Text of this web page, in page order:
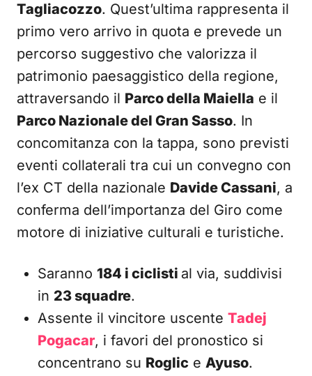
Tagliacozzo. Quest’ultima rappresenta il
primo vero arrivo in quota e prevede un
percorso suggestivo che valorizza il
patrimonio paesaggistico della regione,
attraversando il Parco della Maiella e il
Parco Nazionale del Gran Sasso. In
concomitanza con la tappa, sono previsti
eventi collaterali tra cui un convegno con
l’ex CT della nazionale Davide Cassani, a
conferma dell’importanza del Giro come
motore di iniziative culturali e turistiche.
Saranno 184 i ciclisti al via, suddivisi
in 23 squadre.
Assente il vincitore uscente Tadej
Pogacar, i favori del pronostico si
concentrano su Roglic e Ayuso.